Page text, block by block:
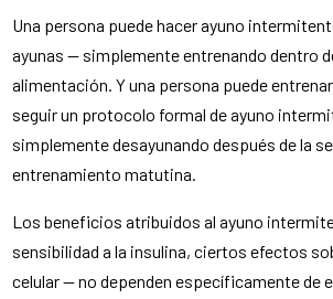
Una persona puede hacer ayuno
ayunas — simplemente entrenando dentro
alimentación. Y una persona puede
seguir un protocolo formal de ayuno
simplemente desayunando después de la
entrenamiento matutina.
Los beneficios atribuidos al ayuno
sensibilidad a la insulina, ciertos efectos
celular — no dependen específicamente de